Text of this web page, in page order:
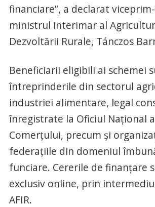
financiare”, a declarat
ministrul interimar al
Dezvoltării Rurale, Tánczos
Beneficiarii eligibili ai schemei
întreprinderile din sectorul
industriei alimentare, legal
înregistrate la Oficiul Național
Comerțului, precum și
federațiile din domeniul
funciare. Cererile de finanțare
exclusiv online, prin
AFIR.